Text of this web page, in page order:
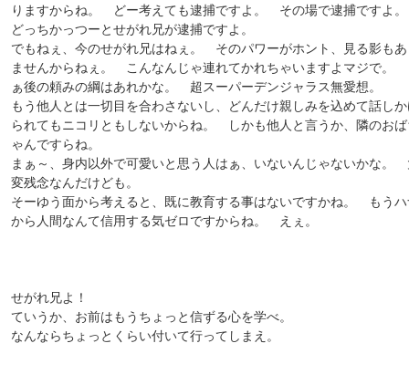
りますからね。 どー考えても逮捕ですよ。 その場で逮捕ですよ
どっちかっつーとせがれ兄が逮捕ですよ。
でもねぇ、今のせがれ兄はねぇ。 そのパワーがホント、見る影も
ませんからねぇ。 こんなんじゃ連れてかれちゃいますよマジで。
ぁ後の頼みの綱はあれかな。 超スーパーデンジャラス無愛想。
もう他人とは一切目を合わさないし、どんだけ親しみを込めて話し
られてもニコリともしないからね。 しかも他人と言うか、隣のお
ゃんですらね。
まぁ～、身内以外で可愛いと思う人はぁ、いないんじゃないかな。
変残念なんだけども。
そーゆう面から考えると、既に教育する事はないですかね。 もう
から人間なんて信用する気ゼロですからね。 えぇ。
せがれ兄よ！
ていうか、お前はもうちょっと信ずる心を学べ。
なんならちょっとくらい付いて行ってしまえ。